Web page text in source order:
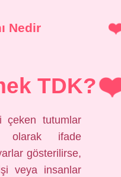
Nedir
TDK?
çeken tutumlar
olarak ifade
gösterilirse,
veya insanlar